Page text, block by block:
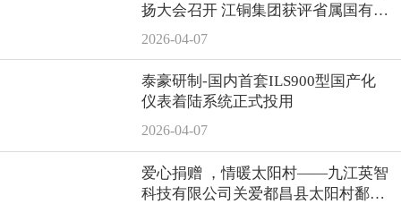
扬大会召开 江铜集团获评省属国有企
业综合考核商业类“第一等次”
2026-04-07
泰豪研制-国内首套ILS900型国产化
仪表着陆系统正式投用
2026-04-07
爱心捐赠 ，情暖太阳村——九江英智
科技有限公司关爱都昌县太阳村鄱阳